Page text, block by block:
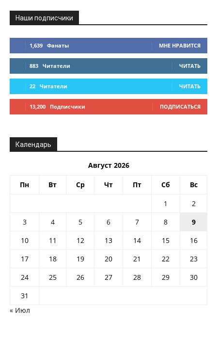
Наши подписчики
1,639 Фанаты МНЕ НРАВИТСЯ
883 Читатели ЧИТАТЬ
22 Читатели ЧИТАТЬ
13,200 Подписчики ПОДПИСАТЬСЯ
Календарь
Август 2026
Пн Вт Ср Чт Пт Сб Вс
1
2
3
4 5 6 7 8
9
10
11 12 13 14 15
16
17
18 19 20 21 22
23
24
25 26 27 28 29
30
31
« Июл